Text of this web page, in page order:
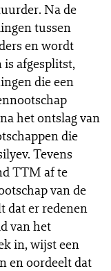
Na de
tussen
en wordt
is afgesplitst,
die een
het ontslag van
die
Tevens
TTM af te
van de
dat er redenen
van het
in, wijst een
en oordeelt dat